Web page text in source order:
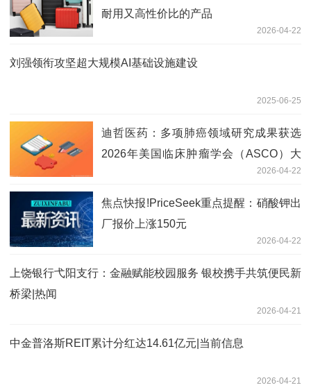
耐用又高性价比的产品
2026-04-22
刘强领衔攻坚超大规模AI基础设施建设
2025-06-25
迪哲医药：多项肺癌领域研究成果获选
2026年美国临床肿瘤学会（ASCO）大
2026-04-22
焦点快报!PriceSeek重点提醒：硝酸钾出
厂报价上涨150元
2026-04-22
上饶银行弋阳支行：金融赋能校园服务 银校携手共筑便民新
桥梁|热闻
2026-04-21
中金普洛斯REIT累计分红达14.61亿元|当前信息
2026-04-21